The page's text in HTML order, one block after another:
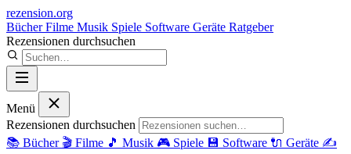
rezension.org
BücherFilme Musik Spiele Software Geräte Ratgeber
Rezensionen durchsuchen
Menü
Rezensionen durchsuchen
📚 Bücher 🎬 Filme 🎵 Musik 🎮 Spiele 💾 Software 🔌 Geräte ✍️